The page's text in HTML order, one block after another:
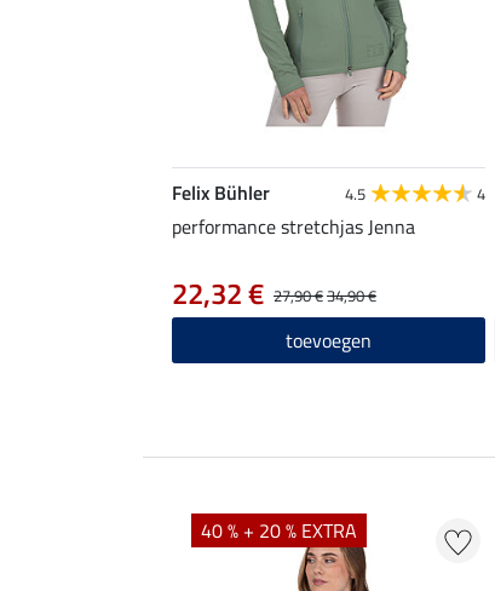
Felix Bühler 4.5 4
performance stretchjas Jenna
27,90 €34,90 €
22,32 €
toevoegen
40 % + 20 % EXTRA